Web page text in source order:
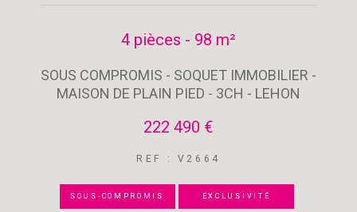
4 pièces - 98 m²
SOUS COMPROMIS - SOQUET IMMOBILIER -
MAISON DE PLAIN PIED - 3CH - LEHON
222 490 €
REF : V2664
SOUS-COMPROMIS EXCLUSIVITÉ